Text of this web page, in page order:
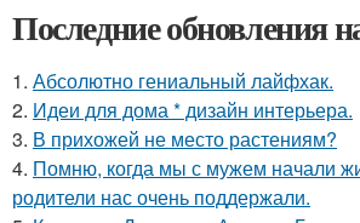
Последние обновления
1. Абсолютно гениальный лайфхак.
2. Идеи для дома * дизайн интерьера.
3. В прихожей не место растениям?
4. Помню, когда мы с мужем начали
родители нас очень поддержали.